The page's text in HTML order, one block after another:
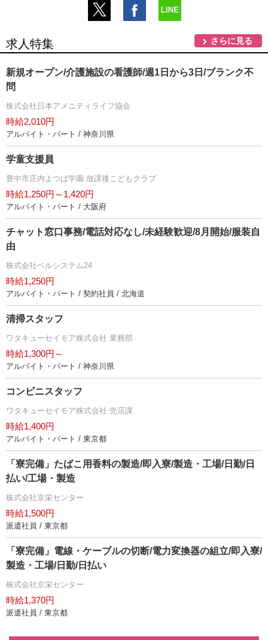
求人特集 さらに見る
新規オープン/介護施設の看護師/週1日から3日/ブランク不
問
株式会社日本アメニティライフ協会
時給2,010円
アルバイト・パート / 神奈川県
学童支援員
豊中市庄内よつば学園 放課後こどもクラブ
時給1,250円～1,420円
アルバイト・パート / 大阪府
チャット窓口事務/電話対応なし/未経験歓迎/8月開始/服装自
由
株式会社ベルシステム24
時給1,250円
アルバイト・パート / 契約社員 / 北海道
清掃スタッフ
ワタキューセイモア株式会社 業務部
時給1,300円～
アルバイト・パート / 神奈川県
コンビニスタッフ
ワタキューセイモア株式会社 売店課
時給1,400円
アルバイト・パート / 東京都
「寮完備」たばこ用香料の製造/即入寮/製造・工場/日勤/日
払い/工場・製造
株式会社京栄センター
時給1,500円
派遣社員 / 東京都
「寮完備」電線・ケーブルの切断/電力変換器の組立/即入寮/
製造・工場/日勤/日払い
株式会社京栄センター
時給1,370円
派遣社員 / 東京都